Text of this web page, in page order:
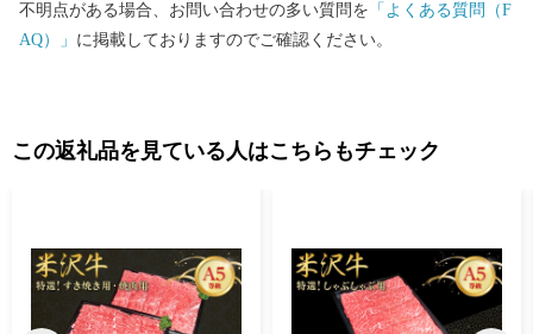
不明点がある場合、お問い合わせの多い質問を 「よくある質問（F
AQ）」 に掲載しておりますのでご確認ください。
この返礼品を見ている人はこちらもチェック